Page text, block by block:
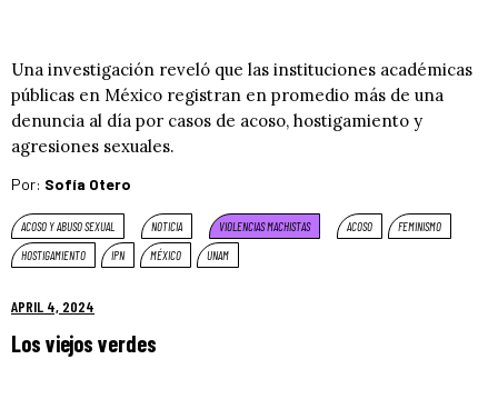
Una investigación reveló que las instituciones académicas
públicas en México registran en promedio más de una
denuncia al día por casos de acoso, hostigamiento y
agresiones sexuales.
Por: Sofía Otero
ACOSO Y ABUSO SEXUAL NOTICIA VIOLENCIAS MACHISTAS ACOSO
FEMINISMO
HOSTIGAMIENTO
IPN MÉXICO UNAM
APRIL 4, 2024
Los viejos verdes